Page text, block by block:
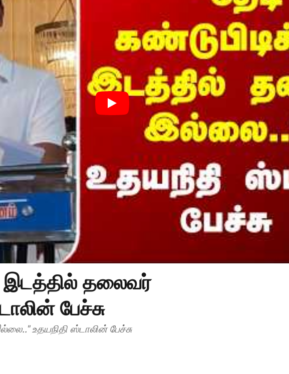
இடத்தில் தலைவர்
பேச்சு
உதயநிதி ஸ்டாலின் பேச்சு